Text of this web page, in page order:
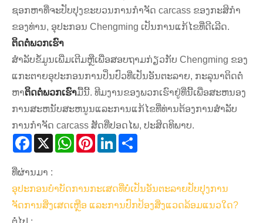
ຊອກ​ຫາ​ທີ່​ຈະ​ປັບ​ປຸງ​ຂະ​ບວນ​ການ​ກໍາ​ຈັດ carcass ຂອງ​ກະ​ສິ​ກໍາ​
ຂອງ​ທ່ານ​, ອຸ​ປະ​ກອນ Chengming ເປັນ​ການ​ແກ້​ໄຂ​ທີ່​ດີ​ເລີດ​.
ຕິດຕໍ່ພວກເຮົາ
ສໍາ​ລັບ​ຂໍ້​ມູນ​ເພີ່ມ​ເຕີມ​ຫຼື​ເພື່ອ​ສອບ​ຖາມ​ກ່ຽວ​ກັບ Chengming ຂອງ​
ແກະ​ຕາຍ​ອຸ​ປະ​ກອນ​ການ​ປິ່ນ​ປົວ​ທີ່​ເປັນ​ອັນ​ຕະ​ລາຍ​, ກະ​ລຸ​ນາ​ຕິດ​ຕໍ່​
ຫາຕິດຕໍ່ພວກເຮົາມື້ນີ້. ທີມງານຂອງພວກເຮົາຢູ່ທີ່ນີ້ເພື່ອສະຫນອງ
ການສະຫນັບສະຫນູນແລະການແກ້ໄຂທີ່ທ່ານຕ້ອງການສໍາລັບ
ການກໍາຈັດ carcass ສັດທີ່ປອດໄພ, ປະສິດທິພາບ.
Facebook
X WhatsAppPinterestLinkedIn
ທີ່ຜ່ານມາ :
ອຸປະກອນບຳບັດການກະເສດທີ່ບໍ່ເປັນອັນຕະລາຍປັບປຸງການ
ຈັດການສິ່ງເສດເຫຼືອ ແລະການປົກປ້ອງສິ່ງແວດລ້ອມແນວໃດ?